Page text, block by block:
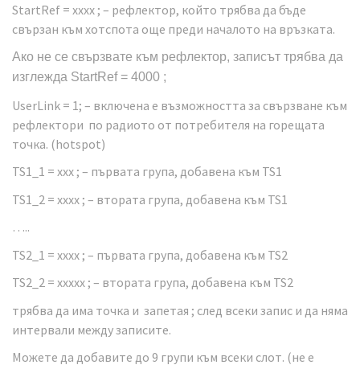
StartRef = xxxx ; – рефлектор, който трябва да бъде
свързан към хотспота още преди началото на връзката.
Ако не се свързвате към рефлектор, записът трябва да
изглежда StartRef = 4000 ;
UserLink = 1; – включена е възможността за свързване към
рефлектори по радиото от потребителя на горещата
точка. (hotspot)
TS1_1 = xxx ; – първата група, добавена към TS1
TS1_2 = xxxx ; – втората група, добавена към TS1
…..
TS2_1 = xxxx ; – първата група, добавена към TS2
TS2_2 = xxxxx ; – втората група, добавена към TS2
трябва да има точка и запетая ; след всеки запис и да няма
интервали между записите.
Можете да добавите до 9 групи към всеки слот. (не е